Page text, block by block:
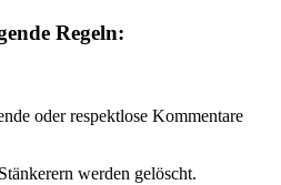
Regeln:
oder respektlose Kommentare
werden gelöscht.